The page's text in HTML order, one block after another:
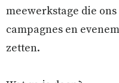
meewerkstage die
campagnes en
zetten.